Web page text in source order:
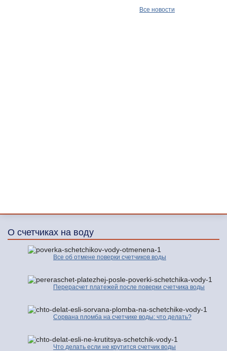
Все новости
О счетчиках на воду
Все об отмене поверки счетчиков воды
Перерасчет платежей после поверки счетчика воды
Сорвана пломба на счетчике воды: что делать?
Что делать если не крутится счетчик воды